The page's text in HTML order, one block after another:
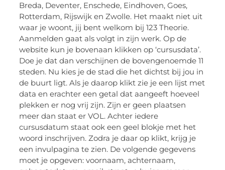
Breda, Deventer, Enschede, Eindhoven, Goes,
Rotterdam, Rijswijk en Zwolle. Het maakt niet uit
waar je woont, jij bent welkom bij 123 Theorie.
Aanmelden gaat als volgt in zijn werk. Op de
website kun je bovenaan klikken op ‘cursusdata’.
Doe je dat dan verschijnen de bovengenoemde 11
steden. Nu kies je de stad die het dichtst bij jou in
de buurt ligt. Als je daarop klikt zie je een lijst met
data en erachter een getal dat aangeeft hoeveel
plekken er nog vrij zijn. Zijn er geen plaatsen
meer dan staat er VOL. Achter iedere
cursusdatum staat ook een geel blokje met het
woord inschrijven. Zodra je daar op klikt, krijg je
een invulpagina te zien. De volgende gegevens
moet je opgeven: voornaam, achternaam,